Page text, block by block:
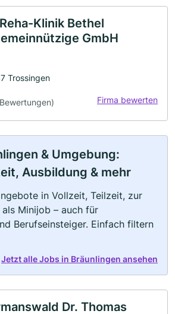
Klinik Bethel
GmbH
Trossingen
Firma bewerten
& Umgebung:
Ausbildung & mehr
in Vollzeit, Teilzeit, zur
Minijob – auch für
Berufseinsteiger. Einfach filtern
Jetzt alle Jobs in Bräunlingen ansehen
Dr. Thomas